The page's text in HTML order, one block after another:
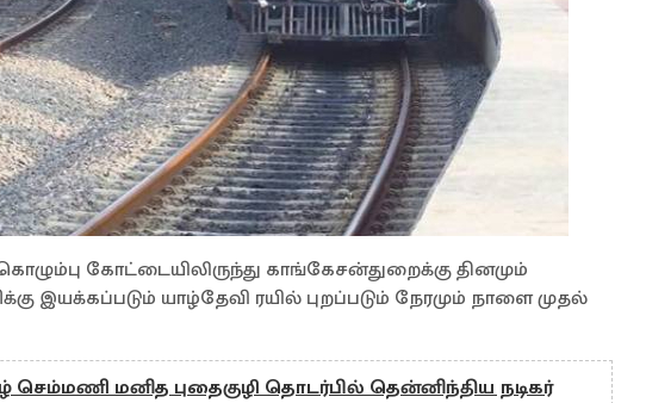
கோட்டையிலிருந்து காங்கேசன்துறைக்கு தினமும்
இயக்கப்படும் யாழ்தேவி ரயில் புறப்படும் நேரமும் நாளை முதல்
செம்மணி மனித புதைகுழி தொடர்பில் தென்னிந்திய நடிகர்